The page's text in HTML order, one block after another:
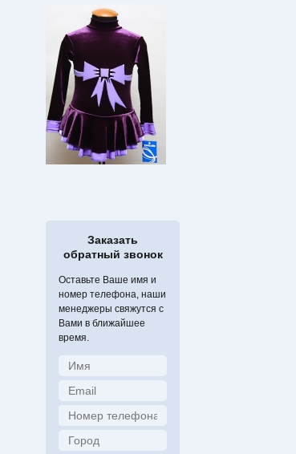
Заказать
обратный звонок
Оставьте Ваше имя и
номер телефона, наши
менеджеры свяжутся с
Вами в ближайшее
время.